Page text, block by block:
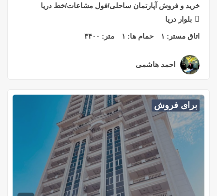
خرید و فروش آپارتمان ساحلی/فول مشاعات/خط دریا
بلوار دریا
اتاق مستر: ۱ حمام ها: ۱ متر: ۳۴۰۰
احمد هاشمی
برای فروش